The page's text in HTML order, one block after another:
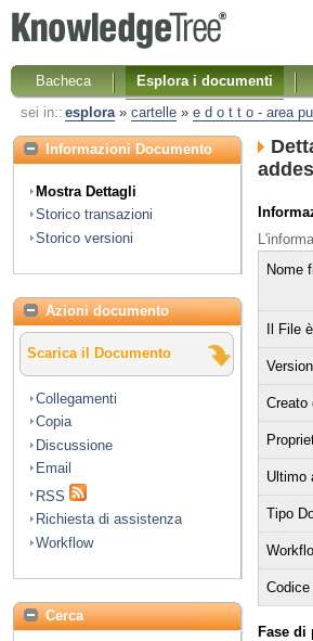
Bacheca Esplora i documenti
sei in:: esplora» cartelle» e d o t t o - area
Informazioni Documento
Mostra Dettagli
Storico transazioni
Storico versioni
Azioni documento
Scarica il Documento
Collegamenti
Copia
Discussione
Email
RSS
Richiesta di assistenza
Workflow
Cerca
Nome
Il File
Creato
Ultimo
Tipo
Fase di